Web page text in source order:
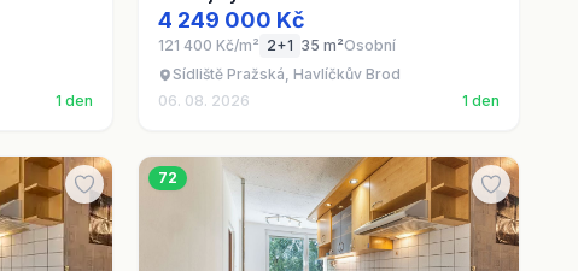
1 den
4 249 000 Kč
121 400 Kč/m² 2+1 35 m²Osobní
Sídliště Pražská, Havlíčkův Brod
06. 08. 2026
1 den
72